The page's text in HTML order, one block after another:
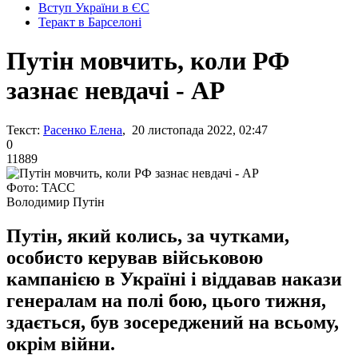
Вступ України в ЄС
Теракт в Барселоні
Путін мовчить, коли РФ
зазнає невдачі - АР
Текст: Расенко Елена, 20 листопада 2022, 02:47
0
11889
Фото: ТАСС
Володимир Путін
Путін, який колись, за чутками,
особисто керував військовою
кампанією в Україні і віддавав накази
генералам на полі бою, цього тижня,
здається, був зосереджений на всьому,
окрім війни.